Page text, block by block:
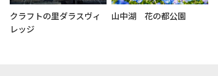
クラフトの里ダラスヴィ
レッジ
山中湖 花の都公園